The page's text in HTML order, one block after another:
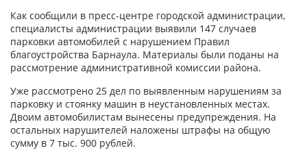
Как сообщили в пресс-центре городской администрации,
специалисты администрации выявили 147 случаев
парковки автомобилей с нарушением Правил
благоустройства Барнаула. Материалы были поданы на
рассмотрение административной комиссии района.
Уже рассмотрено 25 дел по выявленным нарушениям за
парковку и стоянку машин в неустановленных местах.
Двоим автомобилистам вынесены предупреждения. На
остальных нарушителей наложены штрафы на общую
сумму в 7 тыс. 900 рублей.